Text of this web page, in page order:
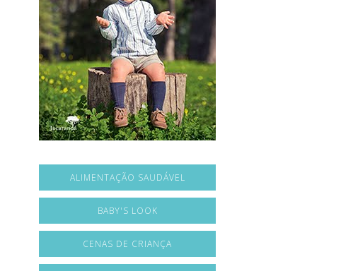
ALIMENTAÇÃO SAUDÁVEL
BABY'S LOOK
CENAS DE CRIANÇA